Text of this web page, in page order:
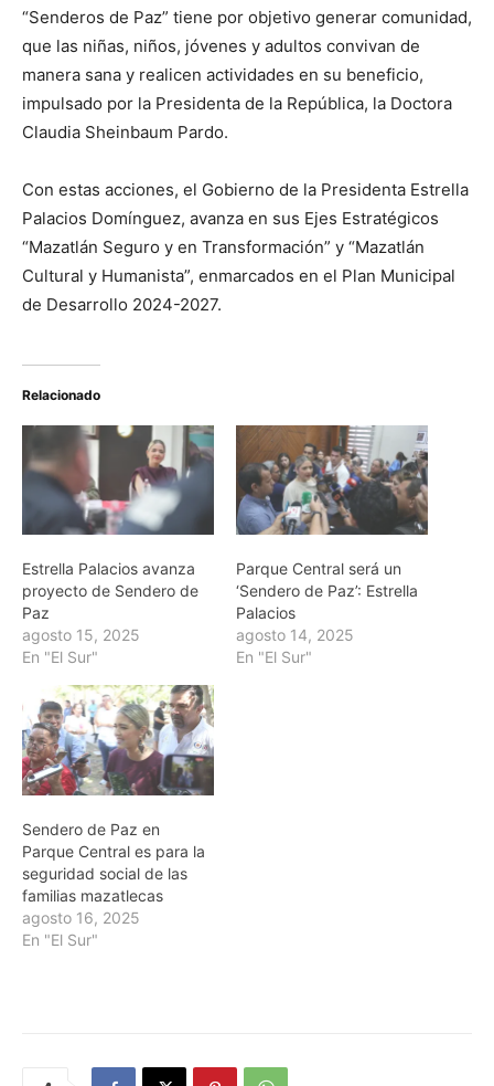
“Senderos de Paz” tiene por objetivo generar comunidad,
que las niñas, niños, jóvenes y adultos convivan de
manera sana y realicen actividades en su beneficio,
impulsado por la Presidenta de la República, la Doctora
Claudia Sheinbaum Pardo.
Con estas acciones, el Gobierno de la Presidenta Estrella
Palacios Domínguez, avanza en sus Ejes Estratégicos
“Mazatlán Seguro y en Transformación” y “Mazatlán
Cultural y Humanista”, enmarcados en el Plan Municipal
de Desarrollo 2024-2027.
Relacionado
Estrella Palacios avanza
proyecto de Sendero de
Paz
agosto 15, 2025
En "El Sur"
Parque Central será un
‘Sendero de Paz’: Estrella
Palacios
agosto 14, 2025
En "El Sur"
Sendero de Paz en
Parque Central es para la
seguridad social de las
familias mazatlecas
agosto 16, 2025
En "El Sur"